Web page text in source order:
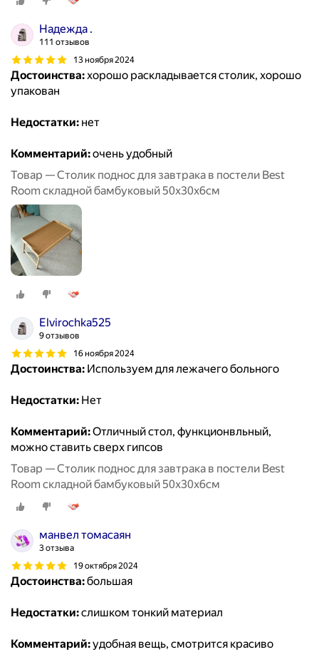
Надежда .
111 отзывов
13 ноября 2024
Достоинства:хорошо раскладывается столик, хорошо
упакован
Недостатки: нет
Комментарий:очень удобный
Товар — Столик поднос для завтрака в постели Best
Room складной бамбуковый 50x30x6см
Elvirochka525
9 отзывов
16 ноября 2024
Достоинства: Используем для лежачего больного
Недостатки: Нет
Комментарий:Отличный стол, функционвльный,
можно ставить сверх гипсов
Товар — Столик поднос для завтрака в постели Best
Room складной бамбуковый 50x30x6см
манвел томасаян
3 отзыва
19 октября 2024
Достоинства:большая
Недостатки:слишком тонкий материал
Комментарий:удобная вещь, смотрится красиво